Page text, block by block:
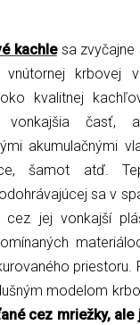
kachlesa zvyčajne
krbovej
kvalitnej
vonkajšia časť,
akumulačnými
šamot atď.
sa v
cez jej vonkajší
priestoru.
modelom
cez mriežky, ale